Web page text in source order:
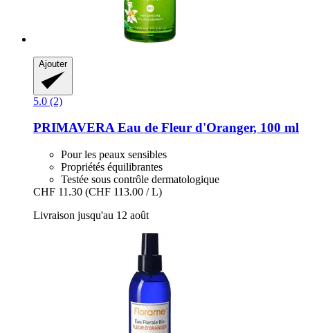
Ajouter
5.0 (2)
PRIMAVERAEau de Fleur d'Oranger, 100 ml
Pour les peaux sensibles
Propriétés équilibrantes
Testée sous contrôle dermatologique
CHF 11.30 (CHF 113.00 / L)
Livraison jusqu'au 12 août